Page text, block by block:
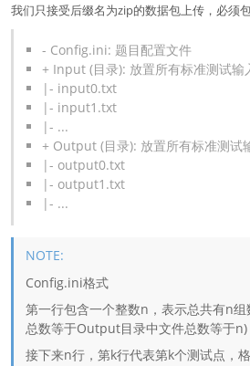
我们只接受后缀名为zip的数据包上传，必须
- Config.ini: 题目配置文件
+ Input (目录): 放置所有标准测试输
|- input0.txt
|- input1.txt
|- ...
+ Output (目录): 放置所有标准测试
|- output0.txt
|- output1.txt
|- ...
Config.ini格式
第一行包含一个整数n，表示总共有n
总数等于Output目录中文件总数等于n)
接下来n行，第k行代表第k个测试点，格